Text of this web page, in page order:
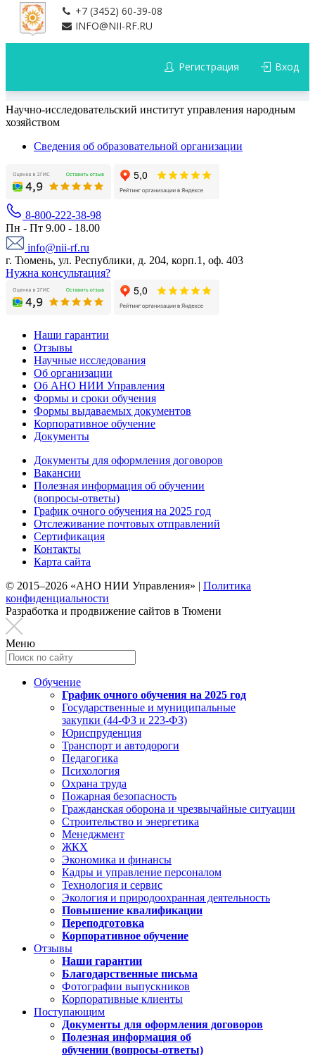
Научно-исследовательский институт управления народным
хозяйством
Сведения об образовательной организации
8-800-222-38-98
Пн - Пт 9.00 - 18.00
info@nii-rf.ru
г. Тюмень, ул. Республики, д. 204, корп.1, оф. 403
Нужна консультация?
Наши гарантии
Отзывы
Научные исследования
Об организации
Об АНО НИИ Управления
Формы и сроки обучения
Формы выдаваемых документов
Корпоративное обучение
Документы
Документы для оформления договоров
Вакансии
Полезная информация об обучении
(вопросы-ответы)
График очного обучения на 2025 год
Отслеживание почтовых отправлений
Сертификация
Контакты
Карта сайта
© 2015–2026 «АНО НИИ Управления» | Политика
конфиденциальности
Разработка и продвижение сайтов в Тюмени
Меню
Обучение
График очного обучения на 2025 год
Государственные и муниципальные
закупки (44-ФЗ и 223-ФЗ)
Юриспруденция
Транспорт и автодороги
Педагогика
Психология
Охрана труда
Пожарная безопасность
Гражданская оборона и чрезвычайные ситуации
Строительство и энергетика
Менеджмент
ЖКХ
Экономика и финансы
Кадры и управление персоналом
Технология и сервис
Экология и природоохранная деятельность
Повышение квалификации
Переподготовка
Корпоративное обучение
Отзывы
Наши гарантии
Благодарственные письма
Фотографии выпускников
Корпоративные клиенты
Поступающим
Документы для оформления договоров
Полезная информация об
обучении (вопросы-ответы)